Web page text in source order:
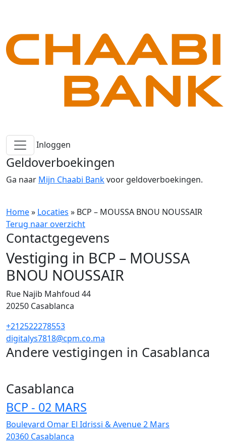
Inloggen
Geldoverboekingen
Ga naar Mijn Chaabi Bankvoor geldoverboekingen.
Home» Locaties » BCP – MOUSSA BNOU NOUSSAIR
Terug naar overzicht
Contactgegevens
Vestiging in BCP – MOUSSA
BNOU NOUSSAIR
Rue Najib Mahfoud 44
20250 Casablanca
+212522278553
digitalys7818@cpm.co.ma
Andere vestigingen in Casablanca
Casablanca
BCP - 02 MARS
Boulevard Omar El Idrissi & Avenue 2 Mars
20360 Casablanca